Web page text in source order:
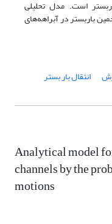
است. مدل تحلیلی
باربستر در آبراهه‌های
انتقال بار بستر
Analytical model
channels by the
motions